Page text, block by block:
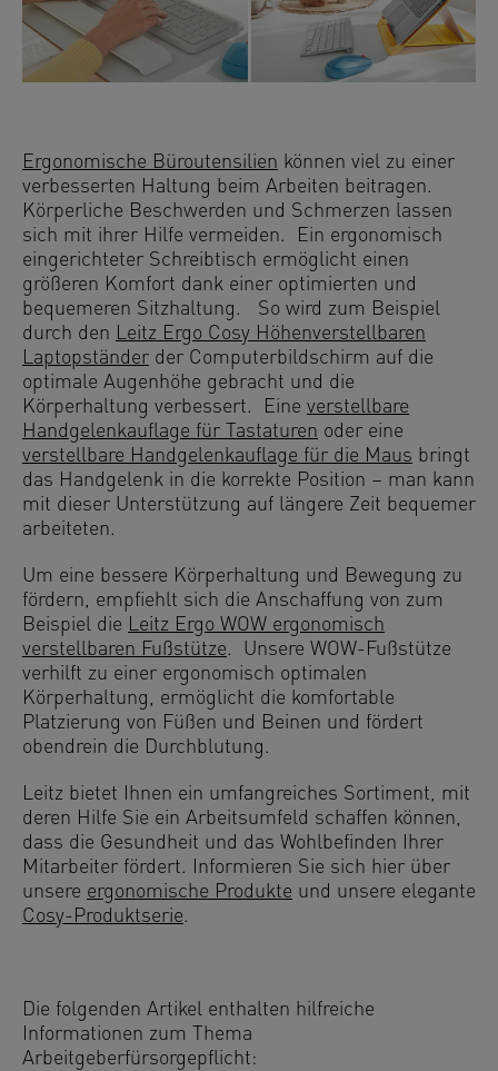
Ergonomische Büroutensilien können viel zu einer
verbesserten Haltung beim Arbeiten beitragen.
Körperliche Beschwerden und Schmerzen lassen
sich mit ihrer Hilfe vermeiden. Ein ergonomisch
eingerichteter Schreibtisch ermöglicht einen
größeren Komfort dank einer optimierten und
bequemeren Sitzhaltung. So wird zum Beispiel
durch den Leitz Ergo Cosy Höhenverstellbaren
Laptopständer der Computerbildschirm auf die
optimale Augenhöhe gebracht und die
Körperhaltung verbessert. Eine verstellbare
Handgelenkauflage für Tastaturen oder eine
verstellbare Handgelenkauflage für die Maus bringt
das Handgelenk in die korrekte Position – man kann
mit dieser Unterstützung auf längere Zeit bequemer
arbeiteten.
Um eine bessere Körperhaltung und Bewegung zu
fördern, empfiehlt sich die Anschaffung von zum
Beispiel die Leitz Ergo WOW ergonomisch
verstellbaren Fußstütze. Unsere WOW-Fußstütze
verhilft zu einer ergonomisch optimalen
Körperhaltung, ermöglicht die komfortable
Platzierung von Füßen und Beinen und fördert
obendrein die Durchblutung.
Leitz bietet Ihnen ein umfangreiches Sortiment, mit
deren Hilfe Sie ein Arbeitsumfeld schaffen können,
dass die Gesundheit und das Wohlbefinden Ihrer
Mitarbeiter fördert. Informieren Sie sich hier über
unsere ergonomische Produkte und unsere elegante
Cosy-Produktserie.
Die folgenden Artikel enthalten hilfreiche
Informationen zum Thema
Arbeitgeberfürsorgepflicht: